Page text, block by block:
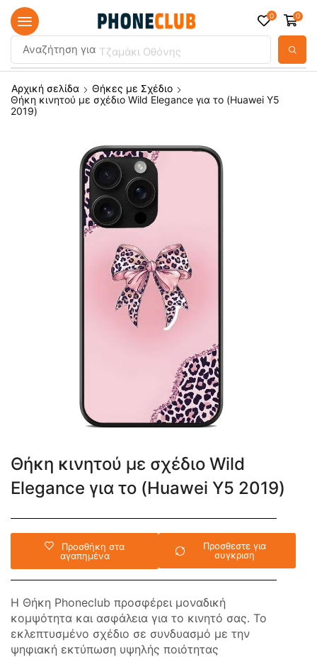
Αναζήτηση για Τζαμάκι Οθόνης
0 0
Αρχική σελίδα
Θήκες με Σχέδιο
Θήκη κινητού με σχέδιο Wild Elegance για το (Huawei Y5
2019)
Θήκη κινητού με σχέδιο Wild
Elegance για το (Huawei Y5 2019)
Προσθήκη στα
αγαπημένα
Προσθεστε για
συγκριση
Η Θήκη Phoneclub προσφέρει μοναδική
κομψότητα και ασφάλεια για το κινητό σας. Το
εκλεπτυσμένο σχέδιο σε συνδυασμό με την
ψηφιακή εκτύπωση υψηλής ποιότητας